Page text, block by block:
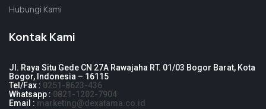
Hubungi Kami
Kontak Kami
Jl. Raya Situ Gede CN 27A Rawajaha RT. 01/03 Bogor Barat, Kota
Bogor, Indonesia – 16115
Tel/Fax : 0251-8623-436
Whatsapp : 0821-1202-7904
Email : marketing@dexatama.co.id